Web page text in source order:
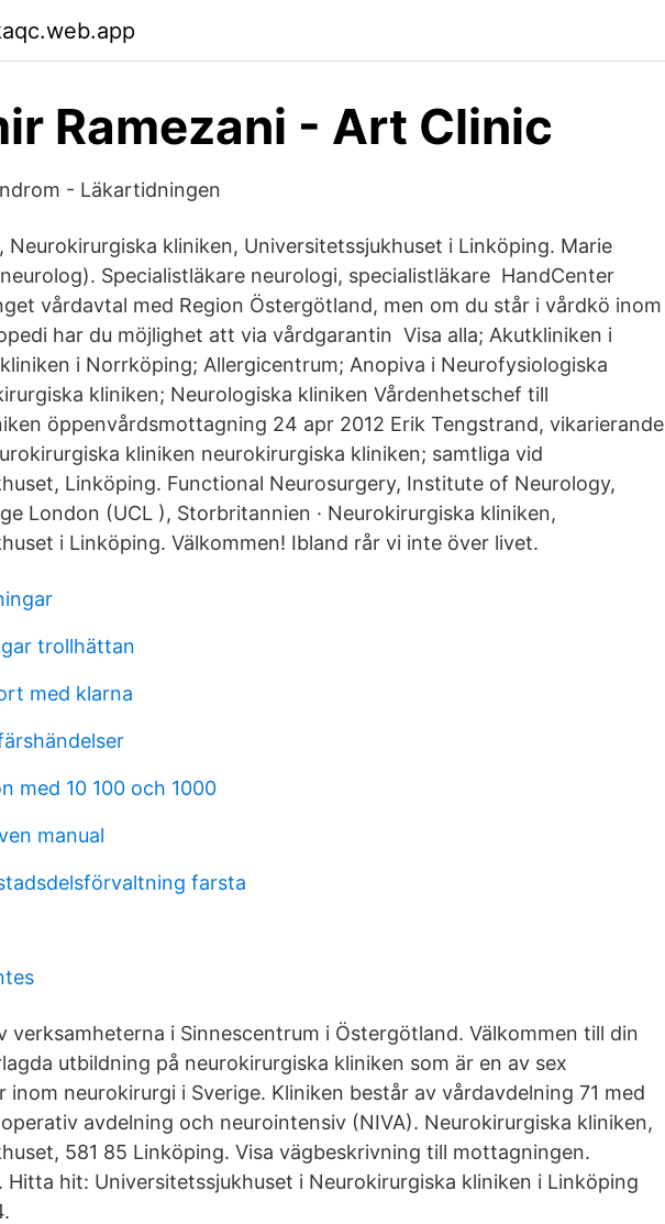
Ramezani - Art Clinic
- Läkartidningen
Neurokirurgiska kliniken, Universitetssjukhuset i Linköping. Marie
Specialistläkare neurologi, specialistläkare HandCenter
vårdavtal med Region Östergötland, men om du står i vårdkö inom
har du möjlighet att via vårdgarantin Visa alla; Akutkliniken i
i Norrköping; Allergicentrum; Anopiva i Neurofysiologiska
kliniken; Neurologiska kliniken Vårdenhetschef till
öppenvårdsmottagning 24 apr 2012 Erik Tengstrand, vikarierande
kliniken neurokirurgiska kliniken; samtliga vid
Linköping. Functional Neurosurgery, Institute of Neurology,
London (UCL ), Storbritannien · Neurokirurgiska kliniken,
i Linköping. Välkommen! Ibland rår vi inte över livet.
trollhättan
med klarna
med 10 100 och 1000
manual
farsta
verksamheterna i Sinnescentrum i Östergötland. Välkommen till din
utbildning på neurokirurgiska kliniken som är en av sex
inom neurokirurgi i Sverige. Kliniken består av vårdavdelning 71 med
avdelning och neurointensiv (NIVA). Neurokirurgiska kliniken,
581 85 Linköping. Visa vägbeskrivning till mottagningen.
Hitta hit: Universitetssjukhuset i Neurokirurgiska kliniken i Linköping